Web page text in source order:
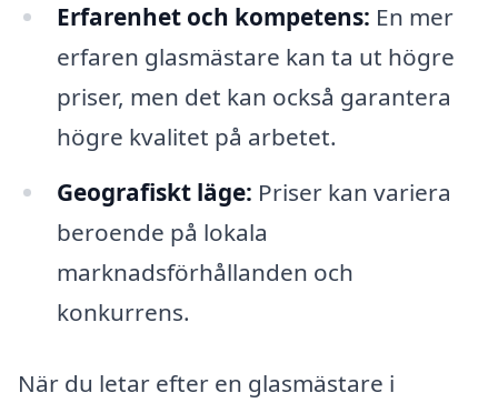
Erfarenhet och kompetens: En mer
erfaren glasmästare kan ta ut högre
priser, men det kan också garantera
högre kvalitet på arbetet.
Geografiskt läge: Priser kan variera
beroende på lokala
marknadsförhållanden och
konkurrens.
När du letar efter en glasmästare i